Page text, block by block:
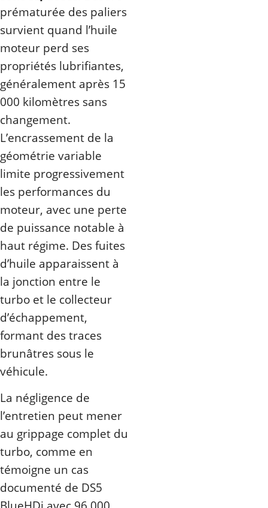
prématurée des paliers
survient quand l’huile
moteur perd ses
propriétés lubrifiantes,
généralement après 15
000 kilomètres sans
changement.
L’encrassement de la
géométrie variable
limite progressivement
les performances du
moteur, avec une perte
de puissance notable à
haut régime. Des fuites
d’huile apparaissent à
la jonction entre le
turbo et le collecteur
d’échappement,
formant des traces
brunâtres sous le
véhicule.
La négligence de
l’entretien peut mener
au grippage complet du
turbo, comme en
témoigne un cas
documenté de DS5